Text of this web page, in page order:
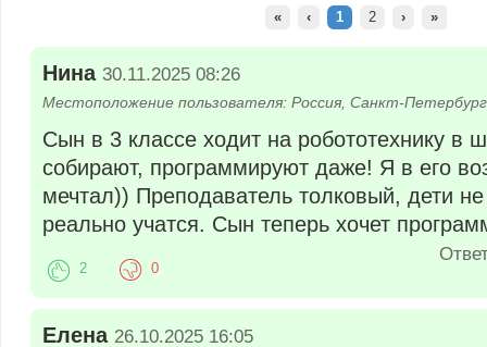
« ‹ 1 2 › »
Нина 30.11.2025 08:26
Местоположение пользователя: Россия, Санкт-Петербург
Сын в 3 классе ходит на робототехнику в
собирают, программируют даже! Я в его
мечтал)) Преподаватель толковый, дети
реально учатся. Сын теперь хочет
2 0
Елена 26.10.2025 16:05